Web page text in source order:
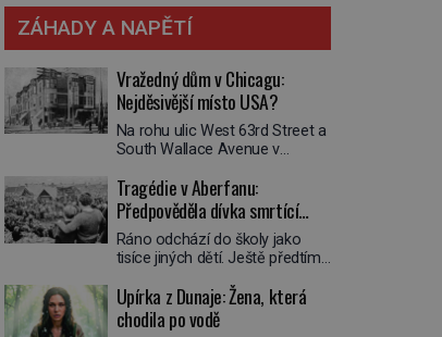
ZÁHADY A NAPĚTÍ
Vražedný dům v Chicagu:
Nejděsivější místo USA?
Na rohu ulic West 63rd Street a
South Wallace Avenue v
Nemá žádný speciální nápis ani
pamětní desku. A přesto prý
místní zaměstnanci neradi
chodí do sklepa. Právě tady
totiž sídlil sériový vrah H. H.
nejpropracovanější past na lidi
v dějinách americké
Tragédie v Aberfanu:
Předpověděla dívka smrtící
sesuv půdy?
Ráno odchází do školy jako
tisíce jiných dětí. Ještě předtím
snem. Ve škole, kterou dobře
zná, tentokrát nevidí budovu ani
spolužáky. Místo nich se před ní
Upírka z Dunaje: Žena, která
chodila po vodě